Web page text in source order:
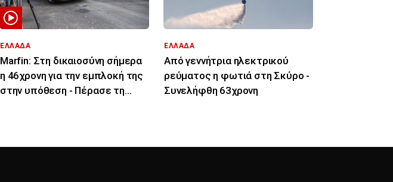
ΕΛΛΑΔΑ
Marfin: Στη δικαιοσύνη σήμερα
η 46χρονη για την εμπλοκή της
στην υπόθεση - Πέρασε τη
ΕΛΛΑΔΑ
Από γεννήτρια ηλεκτρικού
ρεύματος η φωτιά στη Σκύρο -
Συνελήφθη 63χρονη